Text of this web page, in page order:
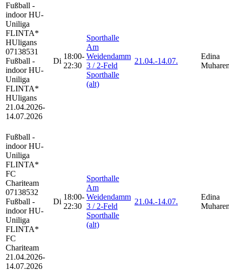
Fußball -
indoor HU-
Uniliga
FLINTA*
HUligans
07138531
Fußball -
indoor HU-
Uniliga
FLINTA*
HUligans
21.04.2026-
14.07.2026
Di
18:00-
22:30
Sporthalle
Am
Weidendamm
3 / 2-Feld
Sporthalle
(alt)
21.04.-14.07.
Edina
Fußball -
indoor HU-
Uniliga
FLINTA*
FC
Chariteam
07138532
Fußball -
indoor HU-
Uniliga
FLINTA*
FC
Chariteam
21.04.2026-
14.07.2026
Di
18:00-
22:30
Sporthalle
Am
Weidendamm
3 / 2-Feld
Sporthalle
(alt)
21.04.-14.07.
Edina